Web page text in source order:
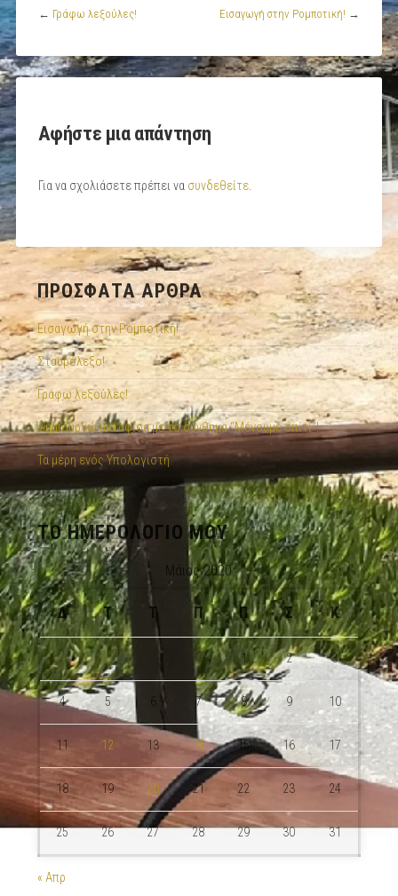
← Γράφω λεξούλες! Εισαγωγή στην Ρομποτική! →
Αφήστε μια απάντηση
Για να σχολιάσετε πρέπει να συνδεθείτε.
ΠΡΌΣΦΑΤΑ ΆΡΘΡΑ
Εισαγωγή στην Ρομποτική!
Σταυρόλεξο!
Γράφω λεξούλες!
Δημιουργώ μια αφίσα με το σύνθημα “Μένουμε σπίτι”!
Τα μέρη ενός Υπολογιστή
ΤΟ ΗΜΕΡΟΛΌΓΙΟ ΜΟΥ
Μάιος 2020
Δ Τ Τ Π Π Σ Κ
1 2 3
4 5 6 7 8 9 10
11 12 13 14 15 16 17
18 19 20 21 22 23 24
25 26 27 28 29 30 31
« Απρ